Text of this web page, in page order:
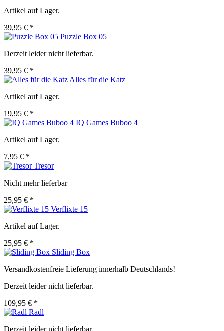
Artikel auf Lager.
39,95 € *
Puzzle Box 05
Derzeit leider nicht lieferbar.
39,95 € *
Alles für die Katz
Artikel auf Lager.
19,95 € *
IQ Games Buboo 4
Artikel auf Lager.
7,95 € *
Tresor
Nicht mehr lieferbar
25,95 € *
Verflixte 15
Artikel auf Lager.
25,95 € *
Sliding Box
Versandkostenfreie Lieferung innerhalb Deutschlands!
Derzeit leider nicht lieferbar.
109,95 € *
Radl